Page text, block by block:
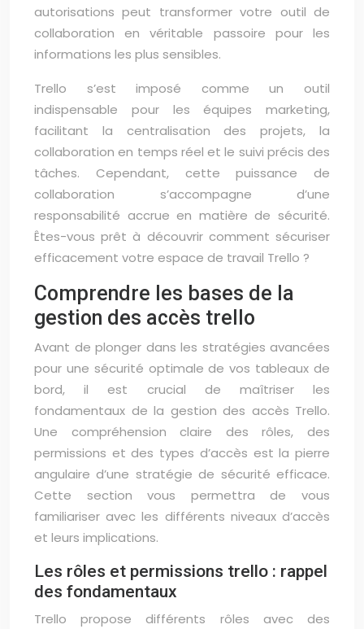
autorisations peut transformer votre outil de
collaboration en véritable passoire pour les
informations les plus sensibles.
Trello s’est imposé comme un outil
indispensable pour les équipes marketing,
facilitant la centralisation des projets, la
collaboration en temps réel et le suivi précis des
tâches. Cependant, cette puissance de
collaboration s’accompagne d’une
responsabilité accrue en matière de sécurité.
Êtes-vous prêt à découvrir comment sécuriser
efficacement votre espace de travail Trello ?
Comprendre les bases de la
gestion des accès trello
Avant de plonger dans les stratégies avancées
pour une sécurité optimale de vos tableaux de
bord, il est crucial de maîtriser les
fondamentaux de la gestion des accès Trello.
Une compréhension claire des rôles, des
permissions et des types d’accès est la pierre
angulaire d’une stratégie de sécurité efficace.
Cette section vous permettra de vous
familiariser avec les différents niveaux d’accès
et leurs implications.
Les rôles et permissions trello : rappel
des fondamentaux
Trello propose différents rôles avec des